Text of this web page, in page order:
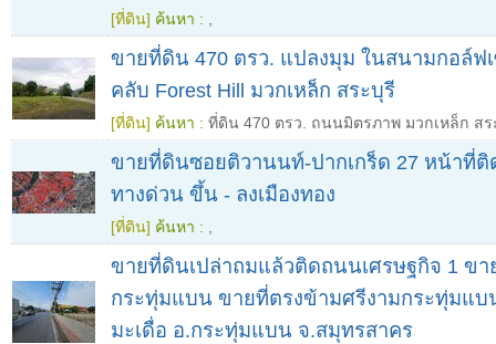
[ที่ดิน] ค้นหา :
ขายที่ดิน 470 ตรว. แปลงมุม ในสนามกอล์ฟ
คลับ Forest Hill มวกเหล็ก สระบุรี
[ที่ดิน] ค้นหา : ที่ดิน 470 ตรว. ถนนมิตรภาพ มวกเหล็ก สร
ขายที่ดินซอยติวานนท์-ปากเกร็ด 27 หน้าที่
ทางด่วน ขึ้น - ลงเมืองทอง
[ที่ดิน] ค้นหา :
ขายที่ดินเปล่าถมแล้วติดถนนเศรษฐกิจ 1 ขา
กระทุ่มแบน ขายที่ตรงข้ามศรีงามกระทุ่มแบ
มะเดื่อ อ.กระทุ่มแบน จ.สมุทรสาคร